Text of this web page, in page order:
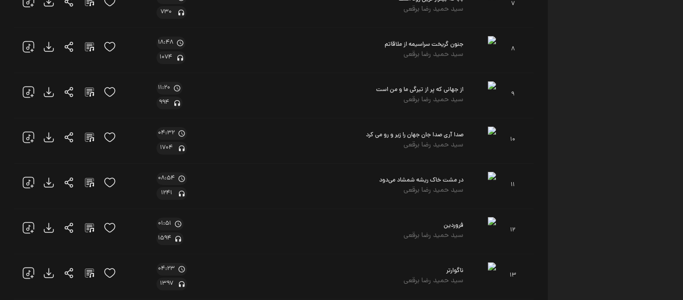
7
سید حمید رضا برقعی
730
8 جنون گریخت سراسیمه از ملاقاتم
سید حمید رضا برقعی
18:48
1074
9 از جهانی که پر از تیرگی ما و من است
سید حمید رضا برقعی
11:20
994
10 صدا آری صدا جان جهان را زیر و رو می کرد
سید حمید رضا برقعی
04:32
1704
11 در مشت خاک ریشه شمشاد می‌دود
سید حمید رضا برقعی
08:54
1241
12 فروردین
سید حمید رضا برقعی
01:51
1594
13 ناگوارتر
سید حمید رضا برقعی
04:23
1397